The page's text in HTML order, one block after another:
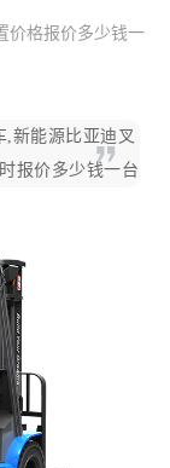
价格报价多少钱一
,新能源比亚迪叉
报价多少钱一台